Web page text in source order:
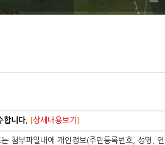
외국어자료실
합니다. [상세내용보기 ]
첨부파일내에 개인정보(주민등록번호, 성명,